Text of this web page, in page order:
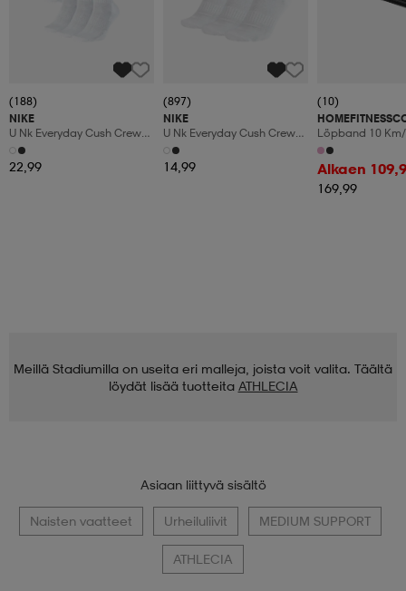
(188)
NIKE
U Nk Everyday Cush Crew
6pr-Bd
22,99
(897)
NIKE
U Nk Everyday Cush Crew
3pr
14,99
(10)
Löpband 10
Manuaalinen
Led-Display
Alkaen
169,99
Meillä Stadiumilla on useita eri malleja, joista voit valita. Täältä
löydät lisää tuotteita ATHLECIA
Asiaan liittyvä sisältö
Naisten vaatteet Urheiluliivit MEDIUM SUPPORT
ATHLECIA